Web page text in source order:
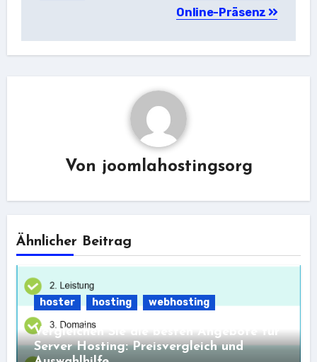
Online-Präsenz
Von joomlahostingsorg
Ähnlicher Beitrag
hoster hosting webhosting
Vergleichen Sie die besten Angebote für
Server Hosting: Preisvergleich und